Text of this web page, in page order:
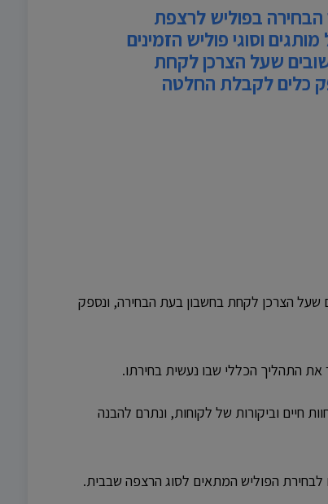
בפוליש לרצפת
וסוגי פוליש הזמינים
שעל הצרכן לקחת
כלים לקבלת החלטה
שעל הצרכן לקחת בחשבון בעת הבחירה, ונספק
את התהליך הכללי שבו נעשית בחירתו.
חיים וביקורות של לקוחות, ונתרם להבנה
לבחירת הפוליש המתאים לסוג הרצפה שבבית.